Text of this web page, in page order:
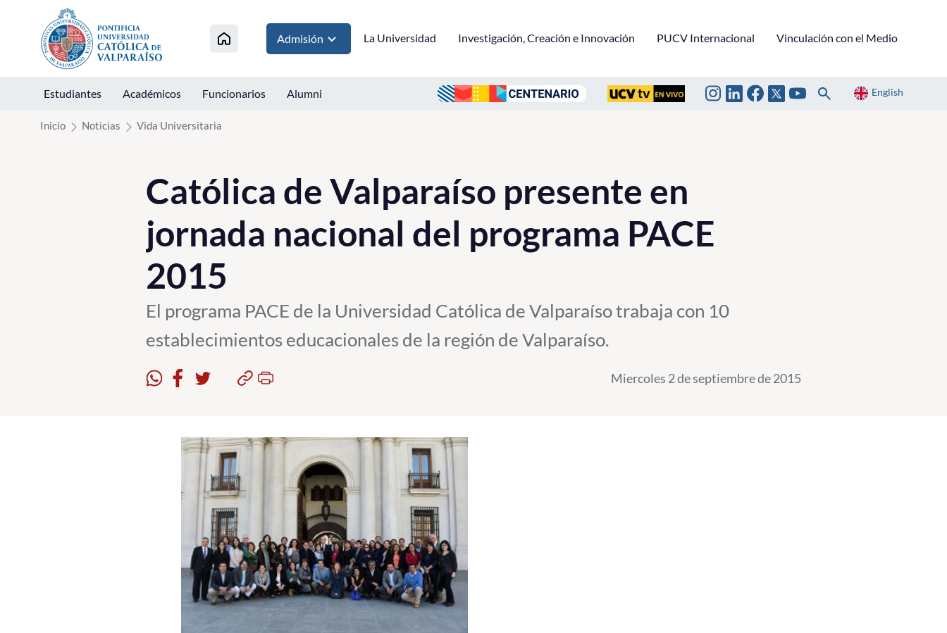
Click acá para ir directamente al contenido
Admisión La Universidad Investigación, Creación e Innovación PUCV Internacional Vinculación con el Medio
Estudiantes Académicos Funcionarios Alumni English
Inicio Noticias Vida Universitaria
Católica de Valparaíso presente en
jornada nacional del programa ‪‎PACE‬
2015
El programa PACE de la Universidad Católica de Valparaíso trabaja con 10
establecimientos educacionales de la región de Valparaíso.
Miercoles 2 de septiembre de 2015